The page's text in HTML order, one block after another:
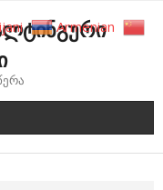
Armenian